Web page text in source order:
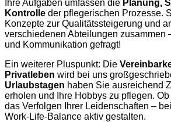
Ihre Aufgaben umfassen die Planung,
Kontrolle der pflegerischen Prozesse.
Konzepte zur Qualitätssteigerung und
verschiedenen Abteilungen zusammen
und Kommunikation gefragt!
Ein weiterer Pluspunkt: Die
Privatleben wird bei uns
Urlaubstagen haben Sie ausreichend
erholen und Ihre Hobbys zu pflegen.
das Verfolgen Ihrer Leidenschaften –
Work-Life-Balance aktiv gestalten.